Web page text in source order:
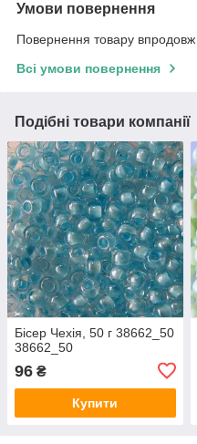
Умови повернення
Повернення товару впродовж
Всі умови повернення
Подібні товари компанії
Бісер Чехія, 50 г 38662_50
38662_50
96 ₴
Купити